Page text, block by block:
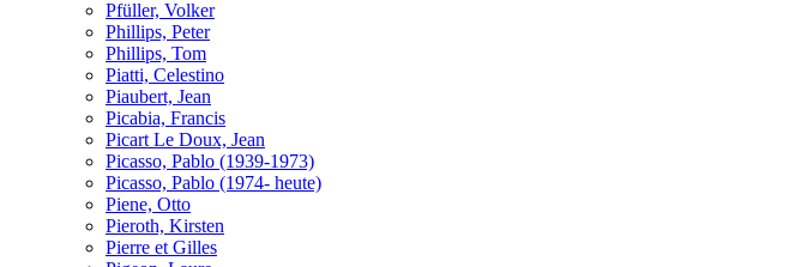
Pfüller, Volker
Phillips, Peter
Phillips, Tom
Piatti, Celestino
Piaubert, Jean
Picabia, Francis
Picart Le Doux, Jean
Picasso, Pablo (1939-1973)
Picasso, Pablo (1974- heute)
Piene, Otto
Pieroth, Kirsten
Pierre et Gilles